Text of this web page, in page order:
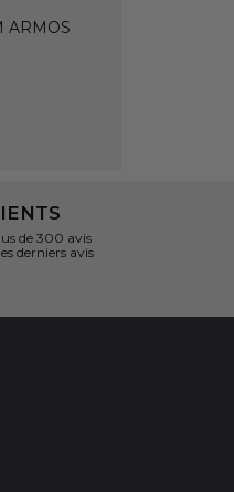
ARMOS
de 300 avis
derniers avis